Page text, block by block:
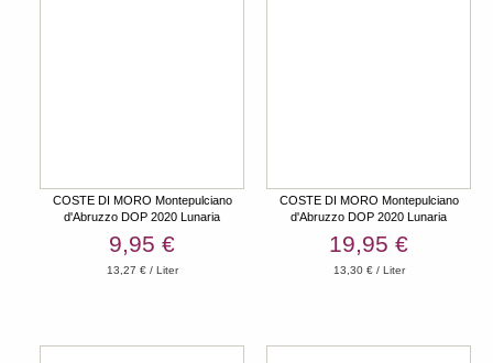
COSTE DI MORO Montepulciano
d'Abruzzo DOP 2020 Lunaria
9,95 €
13,27 € / Liter
COSTE DI MORO Montepulciano
d'Abruzzo DOP 2020 Lunaria
19,95 €
13,30 € / Liter